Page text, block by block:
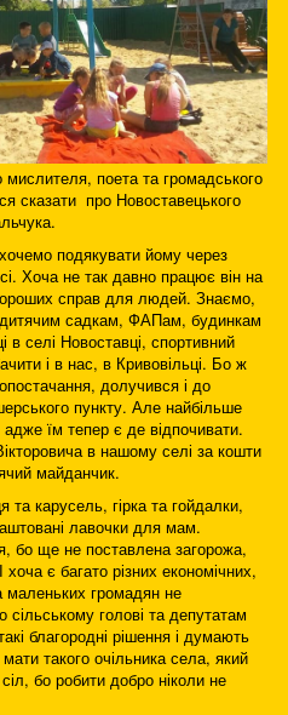
поета та громадського
сказати про Новоставецького
подякувати йому через
Хоча не так давно працює він на
справ для людей. Знаємо,
садкам, ФАПам, будинкам
в селі Новоставці, спортивний
і в нас, в Кривовільці. Бо ж
долучився і до
пункту. Але найбільше
їм тепер є де відпочивати.
в нашому селі за кошти
майданчик.
та карусель, гірка та гойдалки,
лавочки для мам.
бо ще не поставлена загорожа,
є багато різних економічних,
маленьких громадян не
голові та депутатам
благородні рішення і думають
такого очільника села, який
бо робити добро ніколи не